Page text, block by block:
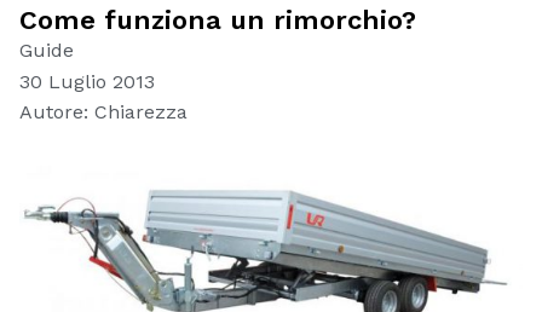
Come funziona un rimorchio?
Guide
30 Luglio 2013
Autore: Chiarezza